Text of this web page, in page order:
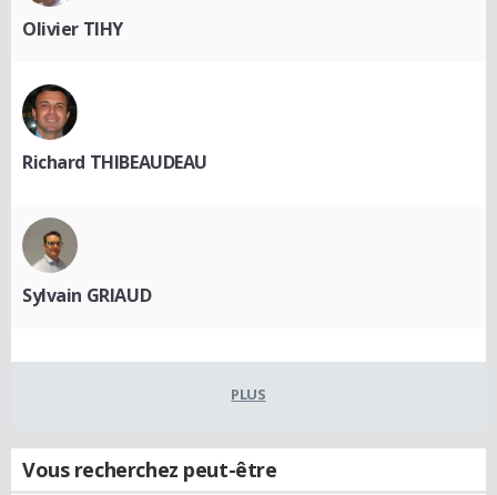
Olivier TIHY
Richard THIBEAUDEAU
Sylvain GRIAUD
PLUS
Vous recherchez peut-être